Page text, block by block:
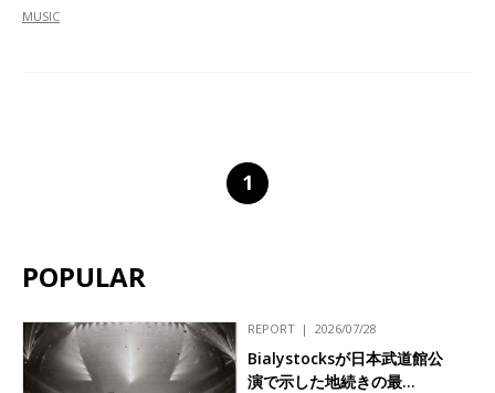
MUSIC
1
POPULAR
REPORT 2026/07/28
Bialystocksが日本武道館公
演で示した地続きの最…